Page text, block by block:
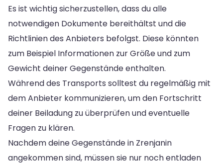
Es ist wichtig sicherzustellen, dass du alle
notwendigen Dokumente bereithältst und die
Richtlinien des Anbieters befolgst. Diese könnten
zum Beispiel Informationen zur Größe und zum
Gewicht deiner Gegenstände enthalten.
Während des Transports solltest du regelmäßig mit
dem Anbieter kommunizieren, um den Fortschritt
deiner Beiladung zu überprüfen und eventuelle
Fragen zu klären.
Nachdem deine Gegenstände in Zrenjanin
angekommen sind, müssen sie nur noch entladen